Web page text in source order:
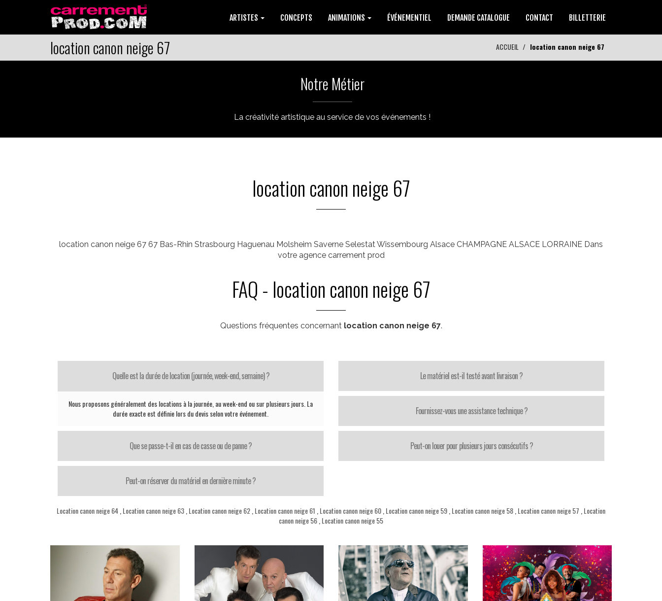
ARTISTES CONCEPTS ANIMATIONS ÉVÉNEMENTIEL DEMANDE CATALOGUE CONTACT BILLETTERIE
location canon neige 67 ACCUEIL location canon neige 67
Notre Métier
La créativité artistique au service de vos événements !
location canon neige 67
location canon neige 67 67 Bas-Rhin Strasbourg Haguenau Molsheim Saverne Selestat Wissembourg Alsace CHAMPAGNE ALSACE LORRAINE Dans
votre agence carrement prod
FAQ - location canon neige 67
Questions fréquentes concernant location canon neige 67.
Quelle est la durée de location (journée, week-end, semaine) ?
Nous proposons généralement des locations à la journée, au week-end ou sur plusieurs jours. La
durée exacte est définie lors du devis selon votre événement.
Que se passe-t-il en cas de casse ou de panne ?
Peut-on réserver du matériel en dernière minute ?
Le matériel est-il testé avant livraison ?
Fournissez-vous une assistance technique ?
Peut-on louer pour plusieurs jours consécutifs ?
Location canon neige 64 Location canon neige 63 Location canon neige 62 Location canon neige 61 Location canon neige 60 Location canon neige 59 Location canon neige 58 Location canon neige 57 Location
canon neige 56 Location canon neige 55